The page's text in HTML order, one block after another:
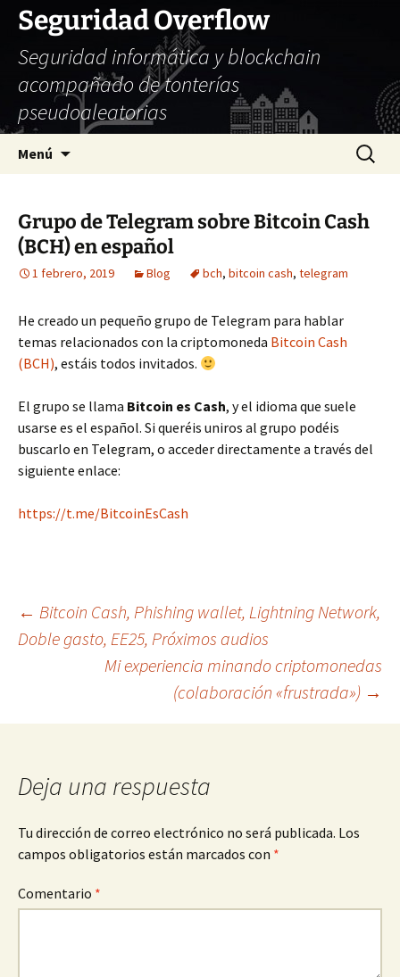
Seguridad Overflow
Seguridad informática y blockchain
acompañado de tonterías
pseudoaleatorias
Menú Buscar:
Grupo de Telegram sobre Bitcoin Cash
(BCH) en español
1 febrero, 2019 Blog bch, bitcoin cash, telegram
He creado un pequeño grupo de Telegram para hablar
temas relacionados con la criptomoneda Bitcoin Cash
(BCH), estáis todos invitados.
El grupo se llama Bitcoin es Cash, y el idioma que suele
usarse es el español. Si queréis uniros al grupo podéis
buscarlo en Telegram, o acceder directamente a través del
siguiente enlace:
https://t.me/BitcoinEsCash
Navegación
entradas
← Bitcoin Cash, Phishing wallet, Lightning Network,
Doble gasto, EE25, Próximos audios
Mi experiencia minando criptomonedas
(colaboración «frustrada») →
Deja una respuesta
Tu dirección de correo electrónico no será publicada. Los
campos obligatorios están marcados con *
Comentario *